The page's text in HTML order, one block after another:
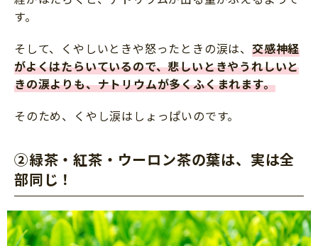
す。
そして、くやしいときや怒ったときの涙は、 交感神経
がよくはたらいているので、悲しいときやうれしいと
きの涙よりも、ナトリウムが多くふくまれます。
そのため、くやし涙はしょっぱいのです。
②緑茶・紅茶・ウーロン茶の葉は、実は全
部同じ！